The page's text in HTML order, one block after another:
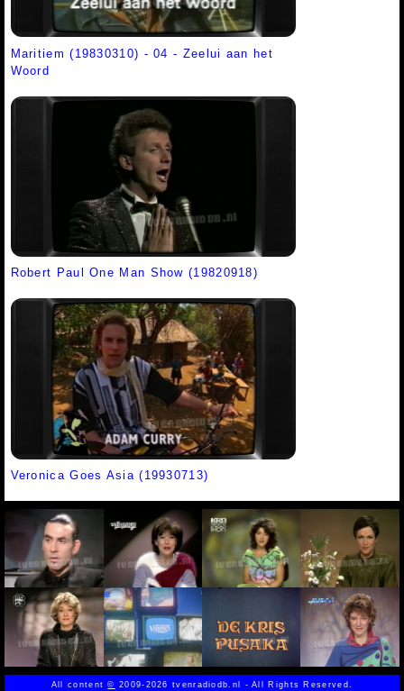
Maritiem (19830310) - 04 - Zeelui aan het
Woord
Robert Paul One Man Show (19820918)
Veronica Goes Asia (19930713)
All content© 2009-2026 tvenradiodb.nl - All Rights Reserved.